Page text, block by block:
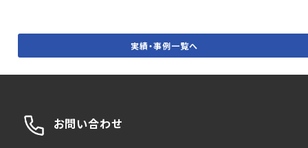
実績・事例一覧へ
お問い合わせ